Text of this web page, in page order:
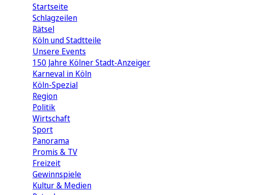
Startseite
Schlagzeilen
Rätsel
Köln und Stadtteile
Unsere Events
150 Jahre Kölner Stadt-Anzeiger
Karneval in Köln
Köln-Spezial
Region
Politik
Wirtschaft
Sport
Panorama
Promis & TV
Freizeit
Gewinnspiele
Kultur & Medien